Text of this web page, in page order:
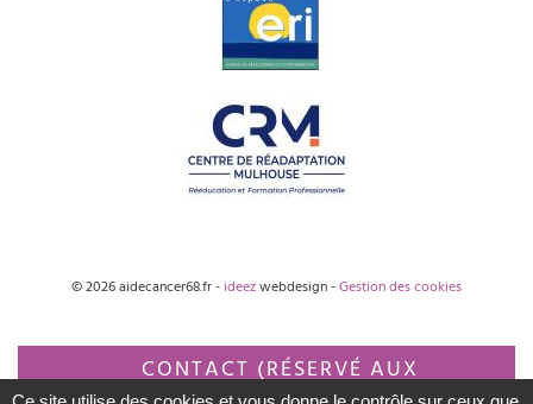
© 2026 aidecancer68.fr - ideezwebdesign -Gestion des cookies
CONTACT (RÉSERVÉ AUX